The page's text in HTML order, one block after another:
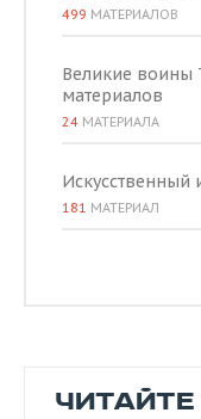
499 МАТЕРИАЛОВ
Великие воины
материалов
24 МАТЕРИАЛА
Искусственный
181 МАТЕРИАЛ